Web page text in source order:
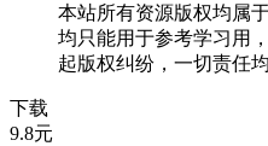
本站所有资源版权均属
均只能用于参考学习用
起版权纠纷，一切责任
下载
9.8元